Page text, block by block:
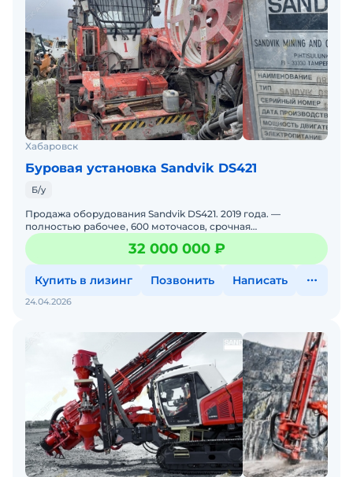
Хабаровск
Буровая установка Sandvik DS421
Б/у
Продажа оборудования Sandvik DS421. 2019 года. —
полностью рабочее, 600 моточасов, срочная
продажаПродается оборудование Sandvik в полном
комплекте. Устро
32 000 000 ₽
Купить в лизинг Позвонить Написать
24.04.2026